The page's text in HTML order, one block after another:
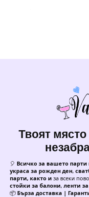
Твоят
🎈 Всичко за вашето парти
украса за рожден ден,
парти, както и за всеки
стойки за балони, ленти
📦 Бърза доставка |